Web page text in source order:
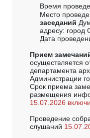
Время
Место
заседаний
адресу: город
Дата
Прием
осуществляется
департамента
Администрации
Срок приема
размещения
15.07.2026
Проведение
слушаний